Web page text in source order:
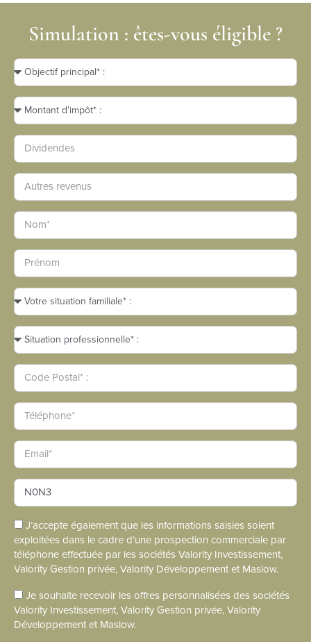
Simulation : êtes-vous éligible ?
J’accepte également que les informations saisies soient
exploitées dans le cadre d’une prospection commerciale par
téléphone effectuée par les sociétés Valority Investissement,
Valority Gestion privée, Valority Développement et Maslow.
Je souhaite recevoir les offres personnalisées des sociétés
Valority Investissement, Valority Gestion privée, Valority
Développement et Maslow.